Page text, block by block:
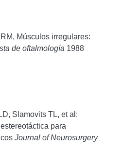
Músculos irregulares:
de oftalmología 1988
Slamovits TL, et al:
para
Journal of Neurosurgery